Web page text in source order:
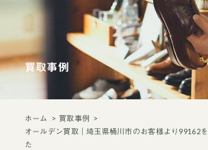
買取事例
ホーム
買取事例
オールデン買取｜埼玉県桶川市のお客様より99162
た